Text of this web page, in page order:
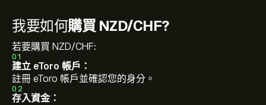
我要如何購買 NZD/CHF?
若要購買 NZD/CHF:
01
建立 eToro 帳戶：
註冊 eToro 帳戶並確認您的身分。
02
存入資金：